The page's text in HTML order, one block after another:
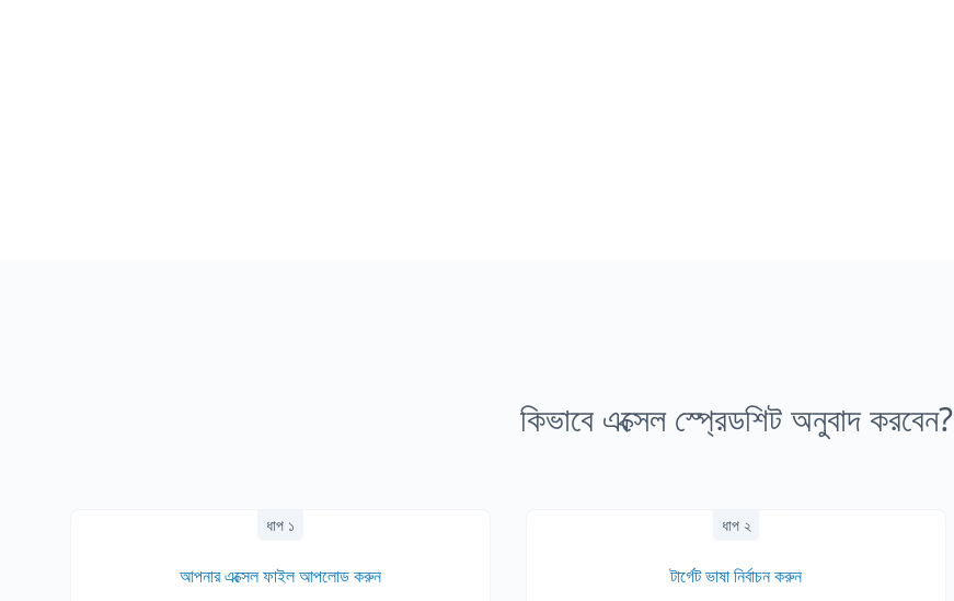
কিভাবে এক্সেল স্প্রেডশিট অনুবাদ করবেন?
ধাপ ১
আপনার এক্সেল ফাইল আপলোড করুন
ধাপ ২
টার্গেট ভাষা নির্বাচন করুন